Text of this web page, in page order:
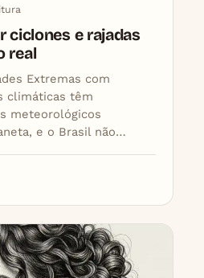
ciclones e rajadas
real
Extremas com
climáticas têm
meteorológicos
e o Brasil não…